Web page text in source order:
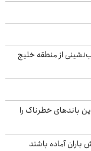
از منطقه خلیج
باندهای خطرناک را